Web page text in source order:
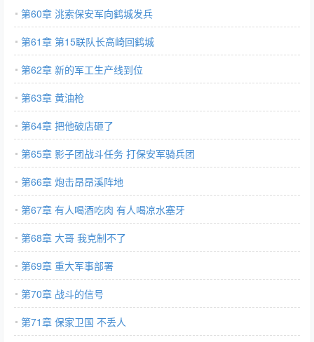
第60章 洮索保安军向鹤城发兵
第61章 第15联队长高崎回鹤城
第62章 新的军工生产线到位
第63章 黄油枪
第64章 把他破店砸了
第65章 影子团战斗任务 打保安军骑兵团
第66章 炮击昂昂溪阵地
第67章 有人喝酒吃肉 有人喝凉水塞牙
第68章 大哥 我克制不了
第69章 重大军事部署
第70章 战斗的信号
第71章 保家卫国 不丢人